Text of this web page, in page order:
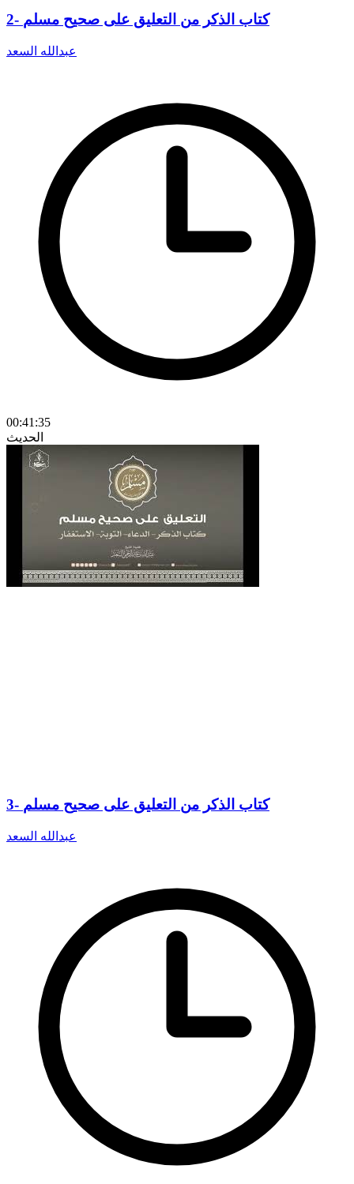
2- كتاب الذكر من التعليق على صحيح مسلم
عبدالله السعد
00:41:35
الحديث
3- كتاب الذكر من التعليق على صحيح مسلم
عبدالله السعد